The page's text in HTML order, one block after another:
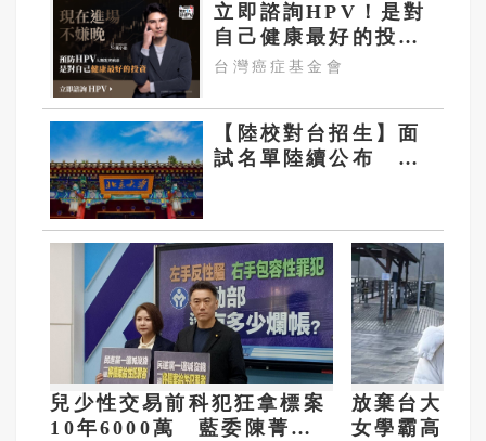
立即諮詢HPV！是對
自己健康最好的投
資，把握現在不嫌
台灣癌症基金會
【陸校對台招生】面
試名單陸續公布 京
兒少性交易前科犯狂拿標案
10年6000萬 藍委陳菁
放棄台大電
女學霸高齊